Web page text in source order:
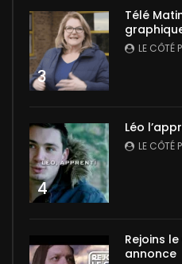
3
Télé
LE CÔTÉ
4
Léo
LE CÔTÉ
Rejoins
annonce